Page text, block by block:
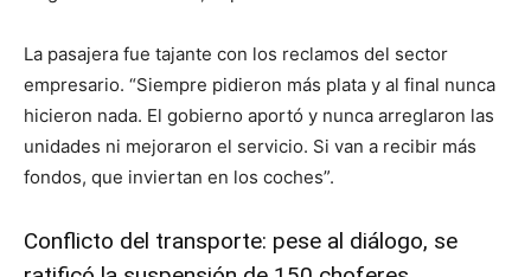
La pasajera fue tajante con los reclamos del sector
empresario. “Siempre pidieron más plata y al final nunca
hicieron nada. El gobierno aportó y nunca arreglaron las
unidades ni mejoraron el servicio. Si van a recibir más
fondos, que inviertan en los coches”.
Conflicto del transporte: pese al diálogo, se